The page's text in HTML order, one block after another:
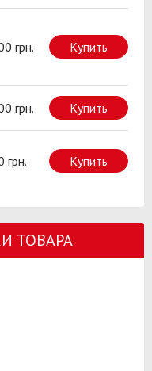
грн. Купить
грн. Купить
грн. Купить
ТОВАРА